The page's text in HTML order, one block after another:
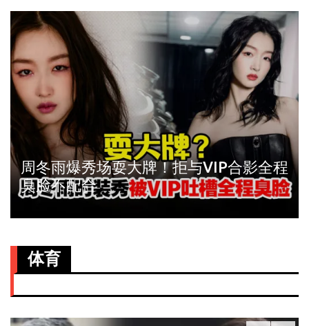
周冬雨爆秀场耍大牌！拒与VIP合影全程
臭脸不配合
体育